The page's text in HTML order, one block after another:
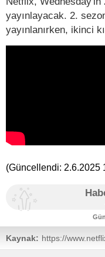
yayınlayacak. 2.
yayınlanırken, ikinci
(Güncellendi: 2.6.2025
Kaynak: https://
season-2-